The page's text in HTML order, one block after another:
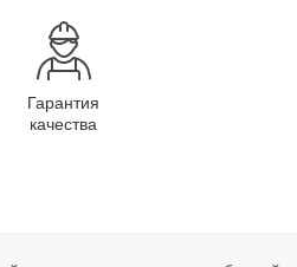
Гарантия
качества